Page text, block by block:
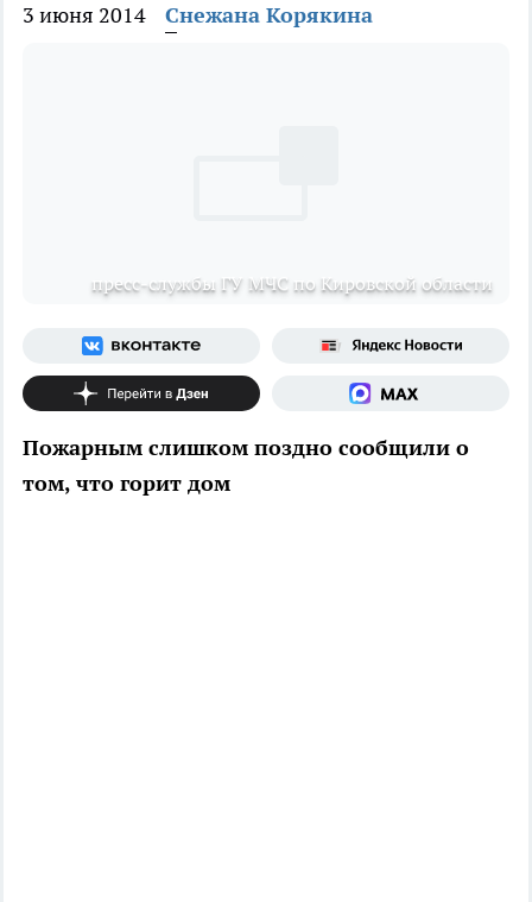
3 июня 2014 Снежана Корякина
пресс-службы ГУ МЧС по Кировской области
Пожарным слишком поздно сообщили о
том, что горит дом